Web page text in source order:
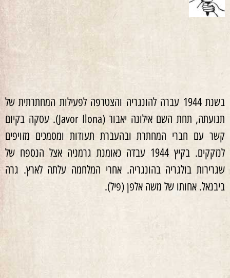
בשנת 1944 עברה להונגריה והצטרפה לפעילות המחתרתית של
תנועתה, תחת השם אילונה יאבור (Javor Ilona). עסקה בקיום
קשר עם חברי המחתרת ובהעברת תעודות ומסמכים מזויפים
לנזקקים. בקיץ 1944 עבדה כאומנת גרמניה אצל הנספח של
שגרירות בולגריה בהונגריה. אחרי המלחמה עלתה לארץ. גרה
ביבנאל. אחותו של משה אלפן (פיל).